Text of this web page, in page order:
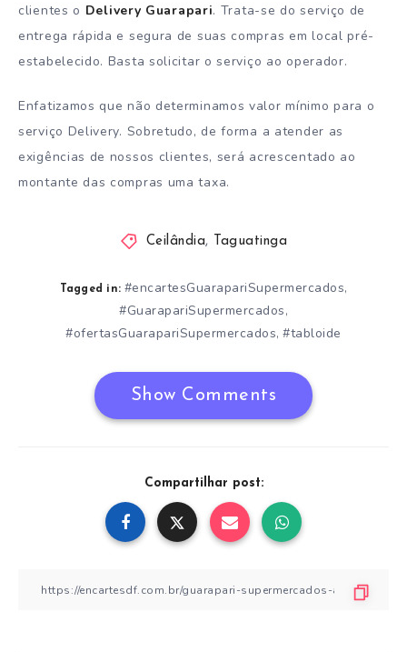
clientes o Delivery Guarapari. Trata-se do serviço de
entrega rápida e segura de suas compras em local pré-
estabelecido. Basta solicitar o serviço ao operador.
Enfatizamos que não determinamos valor mínimo para o
serviço Delivery. Sobretudo, de forma a atender as
exigências de nossos clientes, será acrescentado ao
montante das compras uma taxa.
Ceilândia, Taguatinga
Tagged in: #encartesGuarapariSupermercados,
#GuarapariSupermercados,
#ofertasGuarapariSupermercados,#tabloide
Show Comments
Compartilhar post: